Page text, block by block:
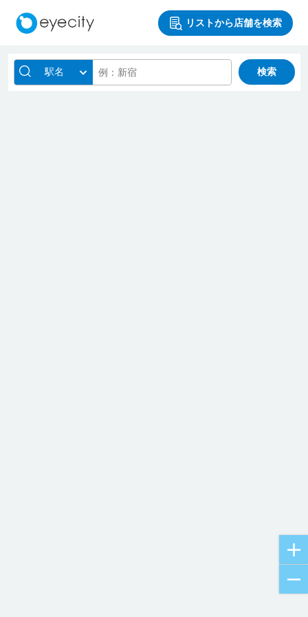
リストから店舗を検索
駅名 検索